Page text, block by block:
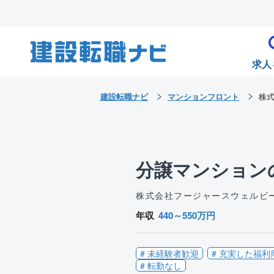
求
分譲マンション
株式会社フージャースウェル
年収 440～550万円
# 未経験者歓迎
# 充実した福利
# 転勤なし
建設転職ナビ マンションフロント 株